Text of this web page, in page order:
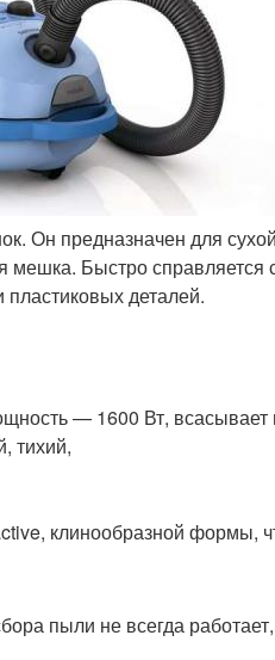
Он предназначен для
мешка. Быстро
деталей.
— 1600 Вт, всасывает
тихий,
клинообразной формы,
пыли не всегда работает,